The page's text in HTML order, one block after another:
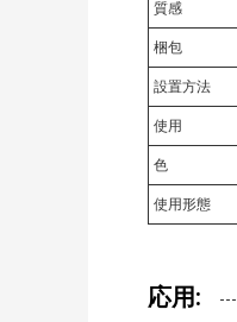
質感
梱包
設置方法
使用
色
使用形態
応用: